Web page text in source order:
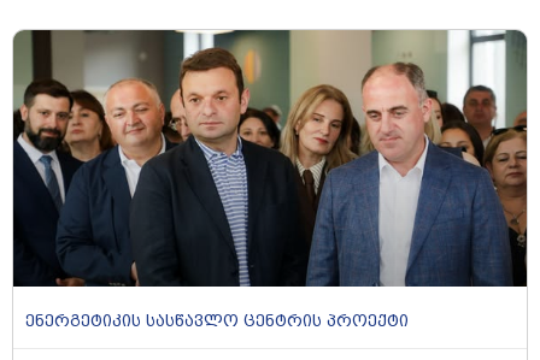
ენერგეტიკის სასწავლო ცენტრის პროექტი